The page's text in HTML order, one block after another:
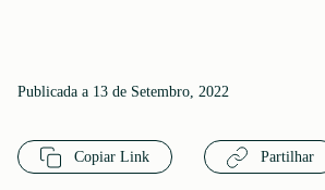
Publicada a 13 de Setembro, 2022
Copiar Link Partilhar